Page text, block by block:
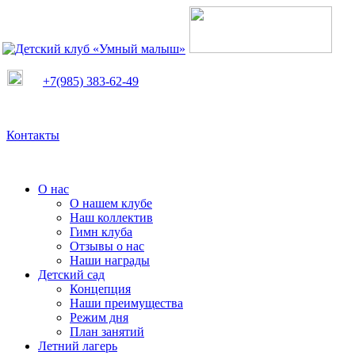
+7(985) 383-62-49
Контакты
О нас
О нашем клубе
Наш коллектив
Гимн клуба
Отзывы о нас
Наши награды
Детский сад
Концепция
Наши преимущества
Режим дня
План занятий
Летний лагерь